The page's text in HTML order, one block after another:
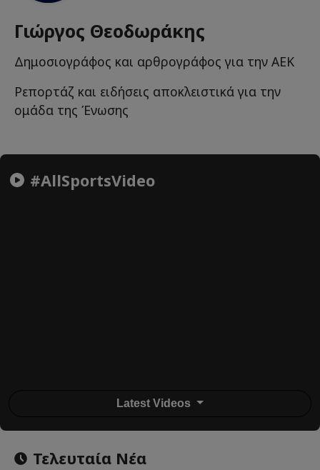
Γιώργος Θεοδωράκης
Δημοσιογράφος και αρθρογράφος για την ΑΕΚ
Ρεπορτάζ και ειδήσεις αποκλειστικά για την
ομάδα της Ένωσης
#AllSportsVideo
Latest Videos
Τελευταία Νέα